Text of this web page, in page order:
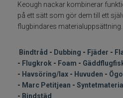
Huvuden ögon
Hår skinn Zonkers
Marc Petitjean
Keough nackar kombinerar
på ett sätt som gör dem till ett
flugbindares materialuppsättning.
Bindtråd - Dubbing - Fjäder -
- Flugkrok - Foam -
- Havsöring/lax - Huvuden -
- Marc Petitjean - Syntetmaterial
- Bindstäd